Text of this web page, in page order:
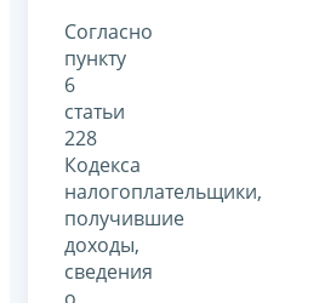
Согласно
пункту
6
статьи
228
Кодекса
налогоплательщики,
получившие
доходы,
сведения
о